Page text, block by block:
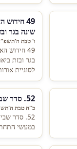
49
שונה בגר
ו' טבת
49
בגר ובזת
לסוגיית
52. סדר שבירת אחורי או"א לפי שבירת זו"ן
כ"ח טבת
52. סדר
במעשי